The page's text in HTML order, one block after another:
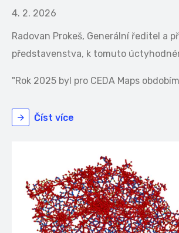
4. 2. 2026
Radovan Prokeš, Generální ředitel a
představenstva, k tomuto
"Rok 2025 byl pro CEDA Maps
Číst více